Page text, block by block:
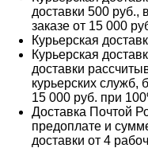
доставки 500 руб.,
заказе от 15 000
Курьерская
Курьерская
доставки
курьерских служб,
15 000 руб. при
Доставка Почтой
предоплате и
доставки от 4